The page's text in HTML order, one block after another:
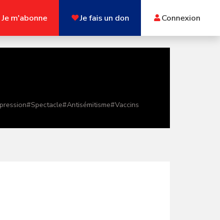
Je m'abonne Je fais un don Connexion
#Spectacle#Antisémitisme#Vaccins